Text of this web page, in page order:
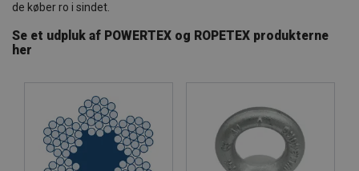
de køber ro i sindet.
Se et udpluk af POWERTEX og ROPETEX produkterne
her